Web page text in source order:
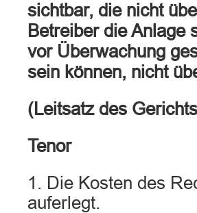
sichtbar, die nicht
Betreiber die Anlage
vor Überwachung
sein können, nicht
(Leitsatz des
Tenor
1. Die Kosten des
auferlegt.